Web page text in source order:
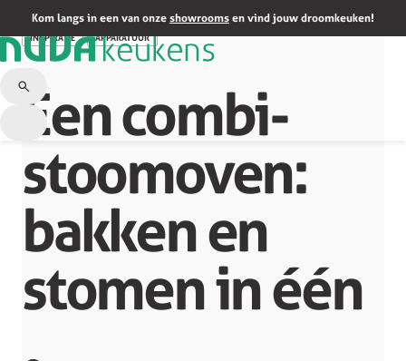
Kom langs in een van onze showrooms en vind jouw droomkeuken!
Terug naar overzicht
INSPIRATIE APPARATUUR
Een combi-
stoomoven:
bakken en
stomen in één